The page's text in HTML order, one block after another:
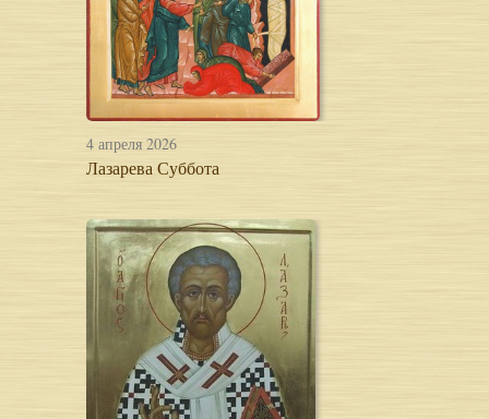
4 апреля 2026
Лазарева Суббота